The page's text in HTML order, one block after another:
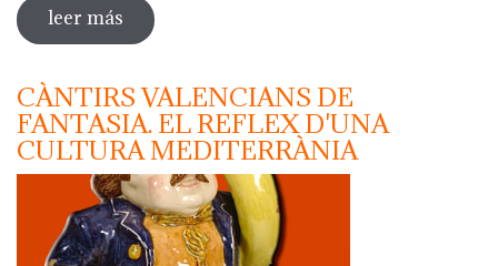
leer más sobre "diada de la flor" - jornada de la
flor
CÀNTIRS VALENCIANS DE
FANTASIA. EL REFLEX D'UNA
CULTURA MEDITERRÀNIA